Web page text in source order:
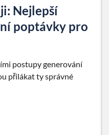
Nejlepší
poptávky pro
postupy generování
přilákat ty správné